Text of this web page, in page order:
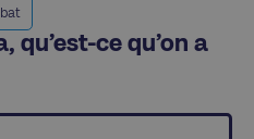
qu’est-ce qu’on a